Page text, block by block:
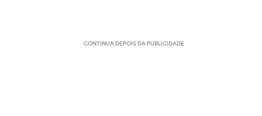
CONTINUA DEPOIS DA PUBLICIDADE